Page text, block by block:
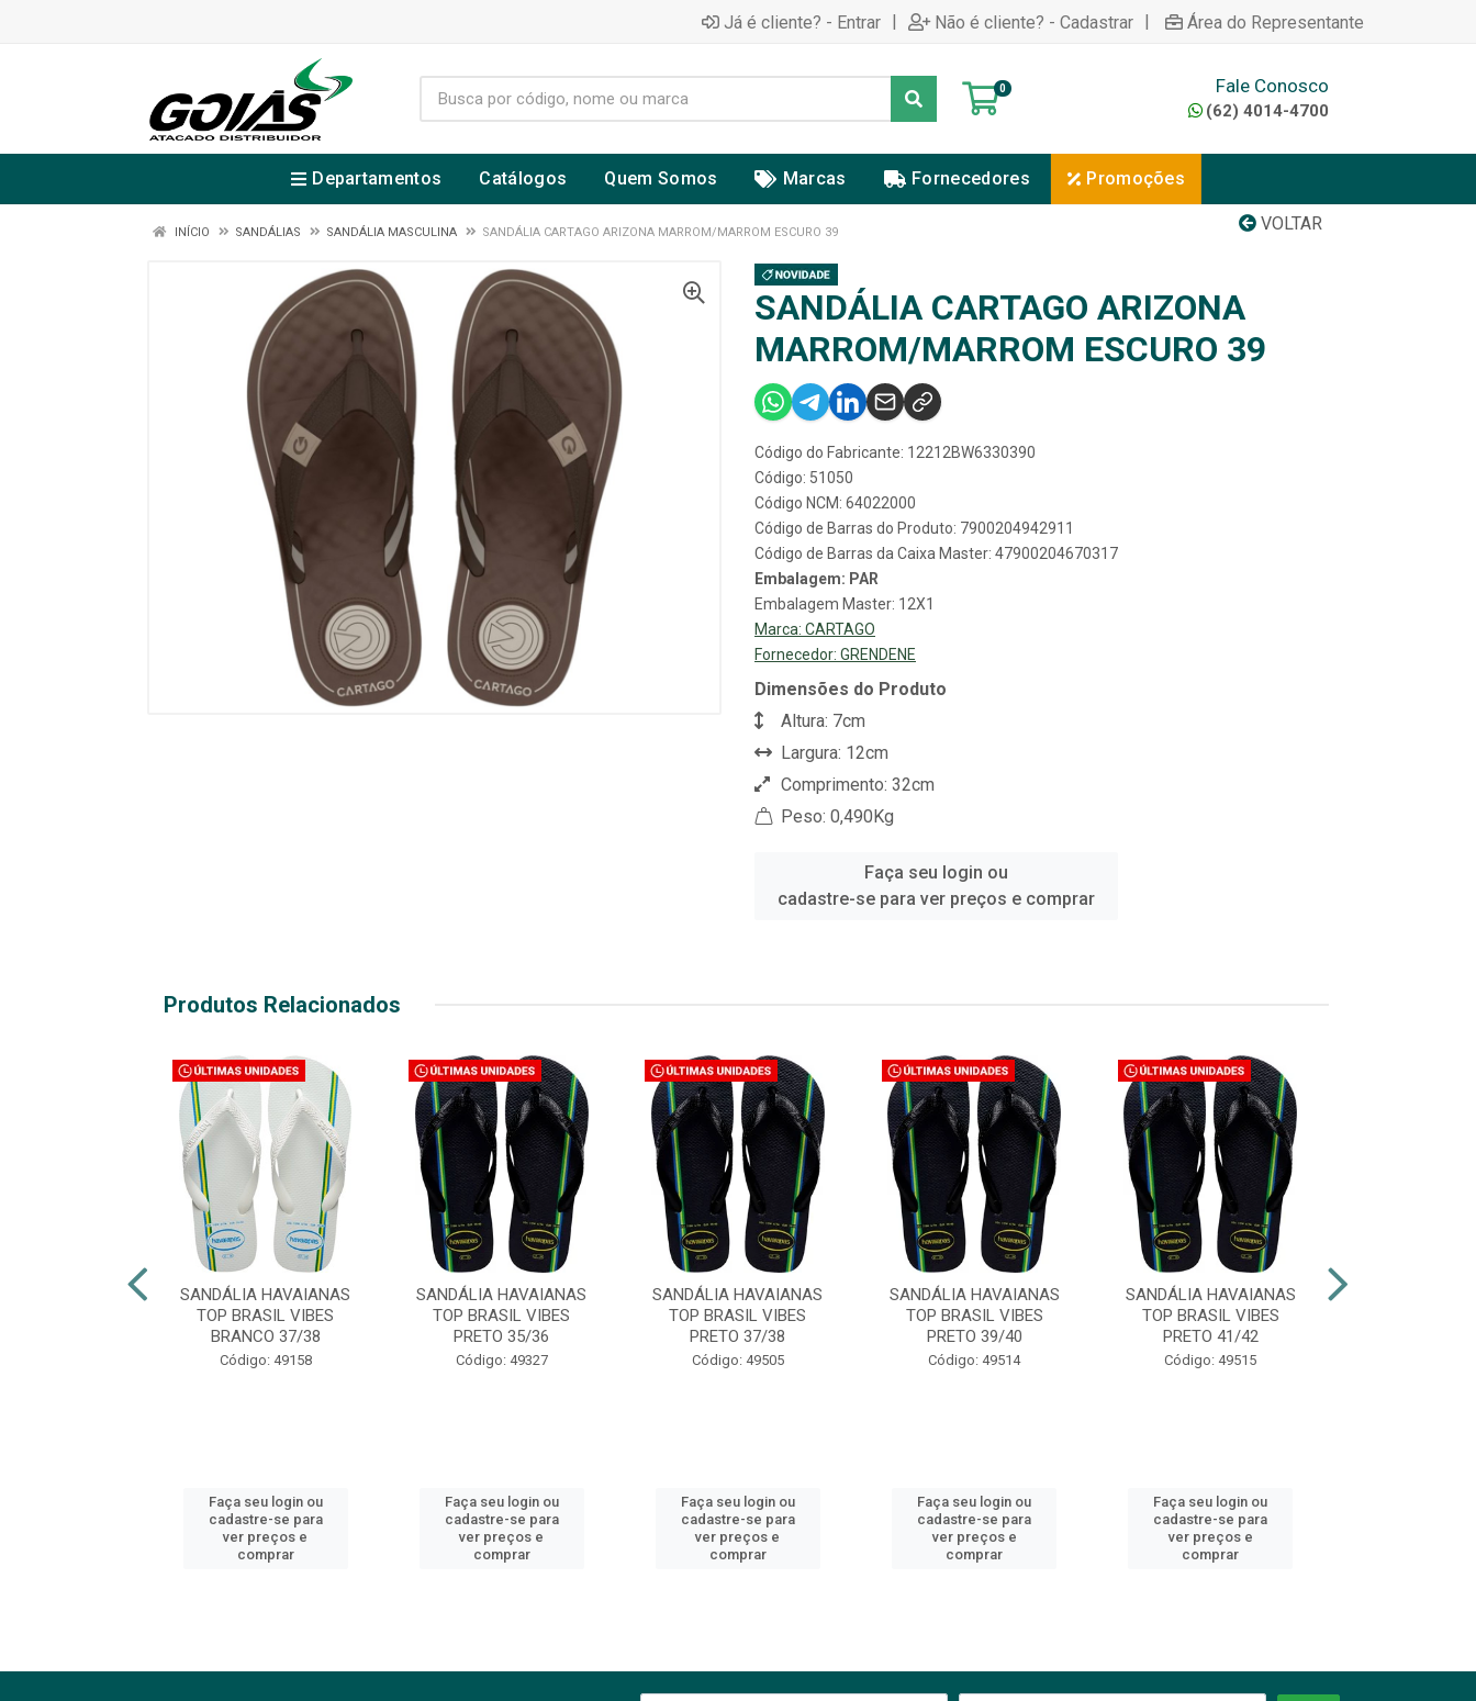
Já é cliente? - Entrar | Não é cliente? - Cadastrar | Área do Representante
0 Fale Conosco
(62) 4014-4700
Departamentos Catálogos Quem Somos Marcas Fornecedores Promoções
VOLTAR
INÍCIO SANDÁLIAS SANDÁLIA MASCULINA SANDÁLIA CARTAGO ARIZONA MARROM/MARROM ESCURO 39
SANDÁLIA CARTAGO ARIZONA
MARROM/MARROM ESCURO 39
Código do Fabricante: 12212BW6330390
Código: 51050
Código NCM: 64022000
Código de Barras do Produto: 7900204942911
Código de Barras da Caixa Master: 47900204670317
Embalagem: PAR
Embalagem Master: 12X1
Marca: CARTAGO
Fornecedor: GRENDENE
Dimensões do Produto
Altura: 7cm
Largura: 12cm
Comprimento: 32cm
Peso: 0,490Kg
Faça seu login ou
cadastre-se para ver preços e comprar
Produtos Relacionados
SANDÁLIA HAVAIANAS
TOP BRASIL VIBES
BRANCO 37/38
Código: 49158
Faça seu login ou
cadastre-se para
ver preços e
comprar
SANDÁLIA HAVAIANAS
TOP BRASIL VIBES
PRETO 35/36
Código: 49327
Faça seu login ou
cadastre-se para
ver preços e
comprar
SANDÁLIA HAVAIANAS
TOP BRASIL VIBES
PRETO 37/38
Código: 49505
Faça seu login ou
cadastre-se para
ver preços e
comprar
SANDÁLIA HAVAIANAS
TOP BRASIL VIBES
PRETO 39/40
Código: 49514
Faça seu login ou
cadastre-se para
ver preços e
comprar
SANDÁLIA HAVAIANAS
TOP BRASIL VIBES
PRETO 41/42
Código: 49515
Faça seu login ou
cadastre-se para
ver preços e
comprar